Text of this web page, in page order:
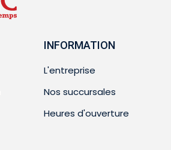
INFORMATION
L'entreprise
Nos succursales
Heures d'ouverture